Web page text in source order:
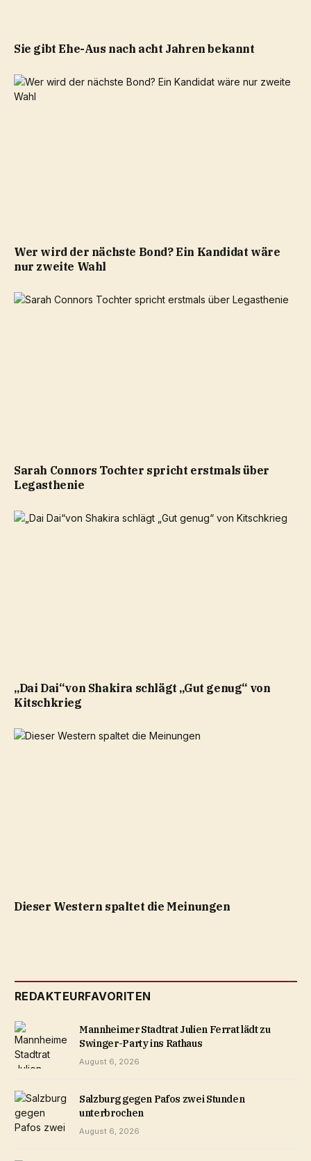
Sie gibt Ehe-Aus nach acht Jahren bekannt
Wer wird der nächste Bond? Ein Kandidat wäre
nur zweite Wahl
Sarah Connors Tochter spricht erstmals über
Legasthenie
„Dai Dai“von Shakira schlägt „Gut genug“ von
Kitschkrieg
Dieser Western spaltet die Meinungen
REDAKTEURFAVORITEN
Mannheimer Stadtrat Julien Ferrat lädt zu
Swinger-Party ins Rathaus
August 6, 2026
Salzburg gegen Pafos zwei Stunden
unterbrochen
August 6, 2026